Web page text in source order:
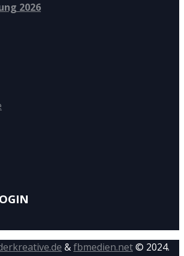
2026
&fbmedien.net© 2024.